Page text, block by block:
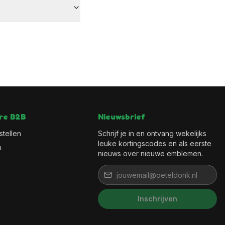
B2B Nieuwsbrief
Schrijf je in en ontvang wekelijks
leuke kortingscodes en als eerste
nieuws over nieuwe emblemen.
Inschrijven